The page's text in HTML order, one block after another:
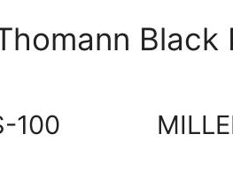
Black
100